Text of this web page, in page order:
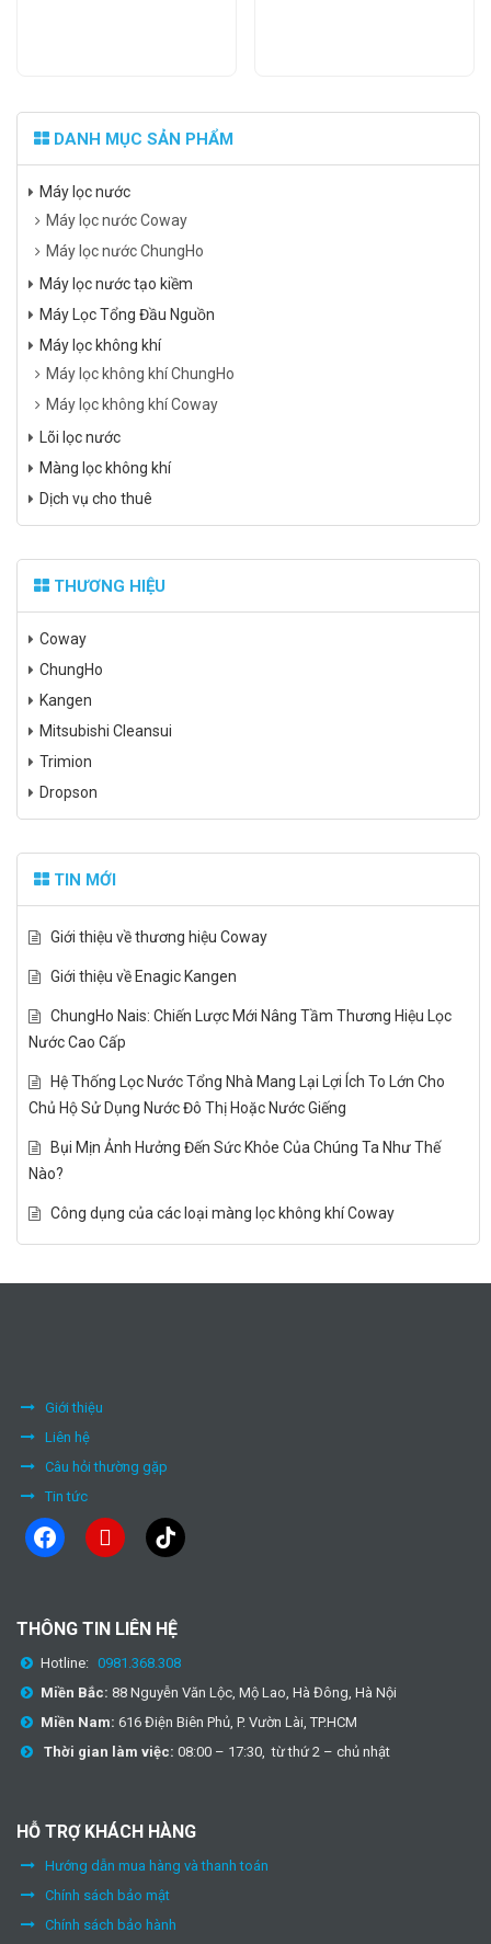
DANH MỤC SẢN PHẨM
Máy lọc nước
Máy lọc nước Coway
Máy lọc nước ChungHo
Máy lọc nước tạo kiềm
Máy Lọc Tổng Đầu Nguồn
Máy lọc không khí
Máy lọc không khí ChungHo
Máy lọc không khí Coway
Lõi lọc nước
Màng lọc không khí
Dịch vụ cho thuê
THƯƠNG HIỆU
Coway
ChungHo
Kangen
Mitsubishi Cleansui
Trimion
Dropson
TIN MỚI
Giới thiệu về thương hiệu Coway
Giới thiệu về Enagic Kangen
ChungHo Nais: Chiến Lược Mới Nâng Tầm Thương Hiệu Lọc
Nước Cao Cấp
Hệ Thống Lọc Nước Tổng Nhà Mang Lại Lợi Ích To Lớn Cho
Chủ Hộ Sử Dụng Nước Đô Thị Hoặc Nước Giếng
Bụi Mịn Ảnh Hưởng Đến Sức Khỏe Của Chúng Ta Như Thế
Nào?
Công dụng của các loại màng lọc không khí Coway
Giới thiệu
Liên hệ
Câu hỏi thường gặp
Tin tức
facebook youtube tiktok
THÔNG TIN LIÊN HỆ
Hotline: 0981.368.308
Miền Bắc: 88 Nguyễn Văn Lộc, Mộ Lao, Hà Đông, Hà Nội
Miền Nam: 616 Điện Biên Phủ, P. Vườn Lài, TP.HCM
Thời gian làm việc: 08:00 – 17:30, từ thứ 2 – chủ nhật
HỖ TRỢ KHÁCH HÀNG
Hướng dẫn mua hàng và thanh toán
Chính sách bảo mật
Chính sách bảo hành